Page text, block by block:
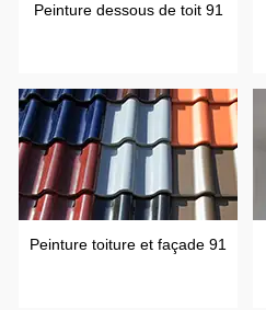
Peinture dessous de toit 91
Peinture toiture et façade 91